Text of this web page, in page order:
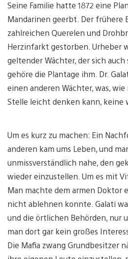
Seine Familie hatte 1872 eine
Mandarinen geerbt. Der frühere
zahlreichen Querelen und
Herzinfarkt gestorben. Urheber
geltender Wächter, der sich auch
gehöre die Plantage ihm. Dr.
einen anderen Wächter, was, wie
Stelle leicht denken kann, keine
Um es kurz zu machen: Ein
anderen kam ums Leben, und
unmissverständlich nahe, den
wieder einzustellen. Um es mit
Man machte dem armen Doktor
nicht ablehnen konnte. Galati
und die örtlichen Behörden, nur
man dort gar kein großes
Die Mafia zwang Grundbesitzer